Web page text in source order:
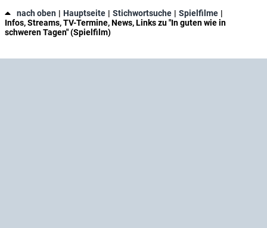
nach oben Hauptseite Stichwortsuche
Spielfilme
Infos, Streams, TV-Termine, News, Links zu "In guten wie in
schweren Tagen" (Spielfilm)